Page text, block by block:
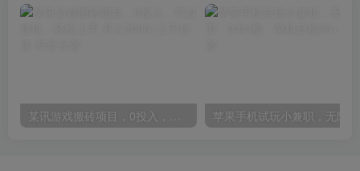
某讯游戏搬砖项目，0投入，可以挂机，轻松上手,月入3000+上不封顶